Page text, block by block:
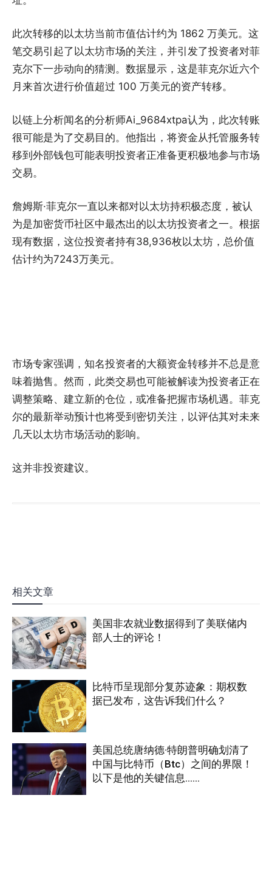
此次转移的以太坊当前市值估计约为 1862 万美元。这
笔交易引起了以太坊市场的关注，并引发了投资者对菲
克尔下一步动向的猜测。数据显示，这是菲克尔近六个
月来首次进行价值超过 100 万美元的资产转移。
以链上分析闻名的分析师Ai_9684xtpa认为，此次转账
很可能是为了交易目的。他指出，将资金从托管服务转
移到外部钱包可能表明投资者正准备更积极地参与市场
交易。
詹姆斯·菲克尔一直以来都对以太坊持积极态度，被认
为是加密货币社区中最杰出的以太坊投资者之一。根据
现有数据，这位投资者持有38,936枚以太坊，总价值
估计约为7243万美元。
市场专家强调，知名投资者的大额资金转移并不总是意
味着抛售。然而，此类交易也可能被解读为投资者正在
调整策略、建立新的仓位，或准备把握市场机遇。菲克
尔的最新举动预计也将受到密切关注，以评估其对未来
几天以太坊市场活动的影响。
这并非投资建议。
相关文章
美国非农就业数据得到了美联储内
部人士的评论！
比特币呈现部分复苏迹象：期权数
据已发布，这告诉我们什么？
美国总统唐纳德·特朗普明确划清了
中国与比特币（Btc）之间的界限！
以下是他的关键信息……